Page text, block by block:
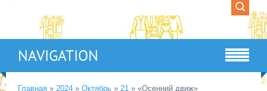
NAVIGATION
Главная » 2024 » Октябрь » 21 » «Осенний движ»